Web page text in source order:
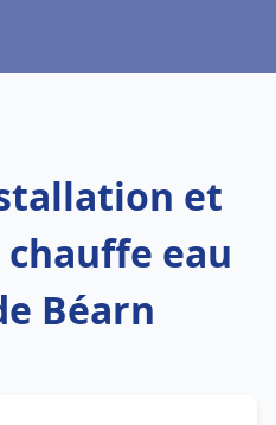
et
eau
Béarn